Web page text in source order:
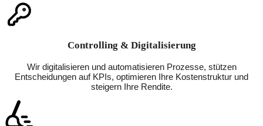
Controlling & Digitalisierung
Wir digitalisieren und automatisieren Prozesse, stützen
Entscheidungen auf KPIs, optimieren Ihre Kostenstruktur und
steigern Ihre Rendite.